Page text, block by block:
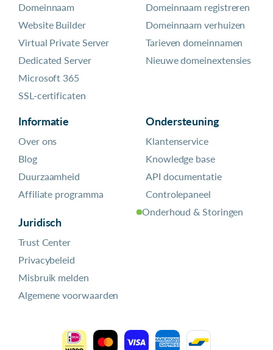
Domeinnaam
Website Builder
Virtual Private Server
Dedicated Server
Microsoft 365
SSL-certificaten
Domeinnaam registreren
Domeinnaam verhuizen
Tarieven domeinnamen
Nieuwe domeinextensies
Informatie
Over ons
Blog
Duurzaamheid
Affiliate programma
Juridisch
Trust Center
Privacybeleid
Misbruik melden
Algemene voorwaarden
Ondersteuning
Klantenservice
Knowledge base
API documentatie
Controlepaneel
Onderhoud & Storingen